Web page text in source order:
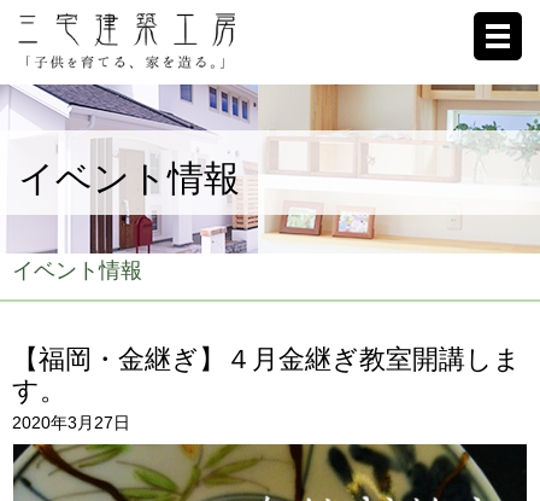
ホーム
家への想い
施工例
ブログ
リクルート
会社概要
イベント情報
イベント情報
【福岡・金継ぎ】４月金継ぎ教室開講しま
す。
2020年3月27日